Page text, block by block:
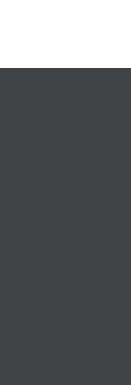
Sfințirea